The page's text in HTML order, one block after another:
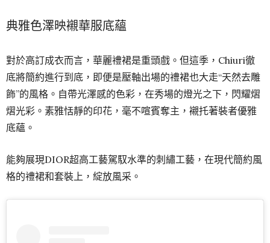
典雅色澤映襯華服底蘊
對於高訂成衣而言，華麗禮裙是重頭戲。但這季，Chiuri徹
底將簡約進行到底，即便是壓軸出場的禮裙也大走“天然去雕
飾”的風格。自帶光澤感的色彩，在秀場的燈光之下，閃耀熠
熠光彩。素雅恬靜的印花，毫不喧賓奪主，襯托著裝者優雅
底蘊。
能夠展現DIOR超高工藝駕馭水準的刺繡工藝，在現代簡約風
格的禮裙和套裝上，綻放風采。